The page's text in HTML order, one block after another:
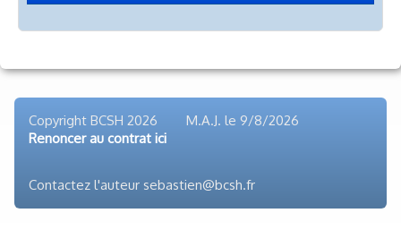
Copyright BCSH 2026 M.A.J. le 9/8/2026
Renoncer au contrat ici
Contactez l'auteur sebastien@bcsh.fr